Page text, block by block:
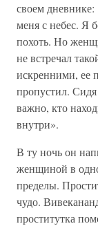
своем
меня с небес. Я
похоть. Но
не встречал
искренними, ее
пропустил.
важно, кто
внутри».
В ту ночь он
женщиной в
пределы.
чудо.
проститутка